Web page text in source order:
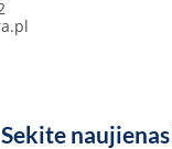
Sekite